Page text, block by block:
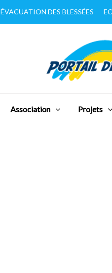
ÉVACUATION DES BLESSÉES
Association Projets